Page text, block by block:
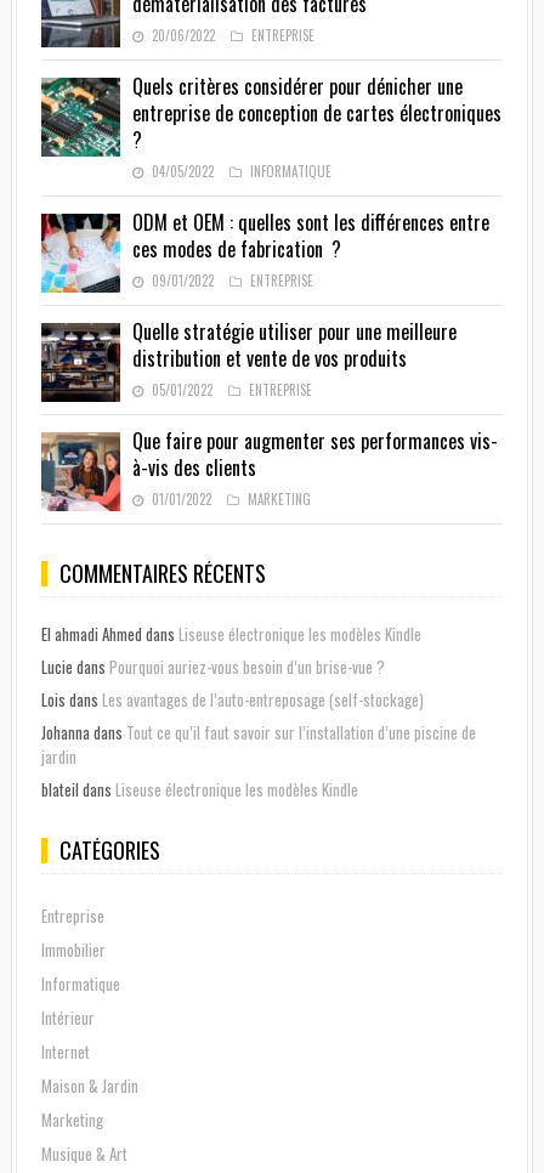
20/06/2022 ENTREPRISE
Quels critères considérer pour dénicher une
entreprise de conception de cartes électroniques
?
04/05/2022 INFORMATIQUE
ODM et OEM : quelles sont les différences entre
ces modes de fabrication ?
09/01/2022 ENTREPRISE
Quelle stratégie utiliser pour une meilleure
distribution et vente de vos produits
05/01/2022 ENTREPRISE
Que faire pour augmenter ses performances vis-
à-vis des clients
01/01/2022 MARKETING
COMMENTAIRES RÉCENTS
El ahmadi Ahmed dans Liseuse électronique les modèles Kindle
Lucie dans Pourquoi auriez-vous besoin d’un brise-vue ?
Lois dans Les avantages de l’auto-entreposage (self-stockage)
Johannadans Tout ce qu’il faut savoir sur l’installation d’une piscine de
jardin
blateil dans Liseuse électronique les modèles Kindle
CATÉGORIES
Entreprise
Immobilier
Informatique
Intérieur
Internet
Maison & Jardin
Marketing
Musique & Art